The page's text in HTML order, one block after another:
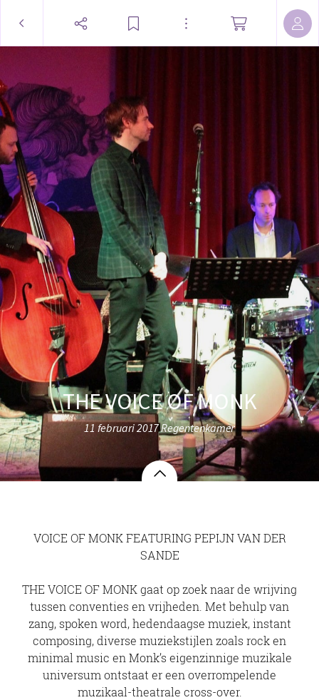
THE VOICE OF MONK
11 februari 2017 Regentenkamer
VOICE OF MONK FEATURING PEPIJN VAN DER
SANDE
THE VOICE OF MONK gaat op zoek naar de wrijving
tussen conventies en vrijheden. Met behulp van
zang, spoken word, hedendaagse muziek, instant
composing, diverse muziekstijlen zoals rock en
minimal music en Monk’s eigenzinnige muzikale
universum ontstaat er een overrompelende
muzikaal-theatrale cross-over.